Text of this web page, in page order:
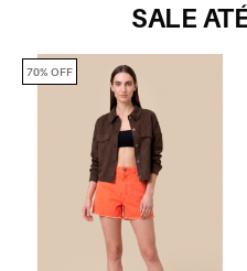
SALE
70% OFF